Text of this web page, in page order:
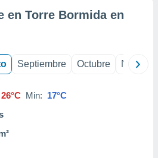
en Torre Bormida en
Septiembre Octubre
26°C Min: 17°C